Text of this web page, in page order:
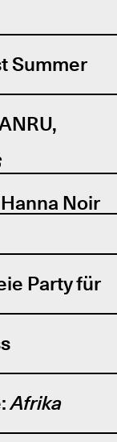
Summer
Noir
Party für
Afrika